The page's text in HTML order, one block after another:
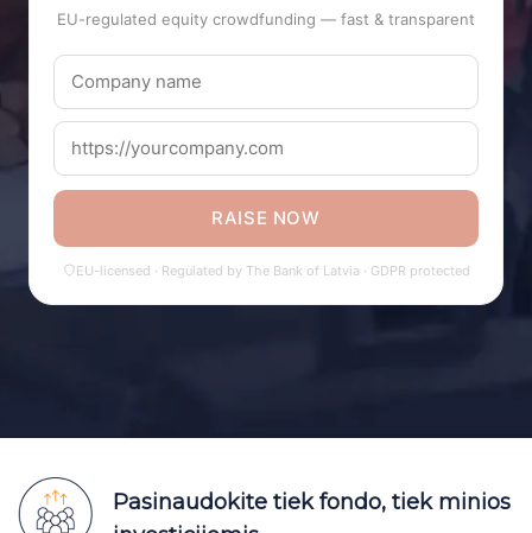
EU-regulated equity crowdfunding — fast & transparent
RAISE NOW
EU-licensed · Regulated by The Bank of Latvia · GDPR protected
Pasinaudokite tiek fondo, tiek minios